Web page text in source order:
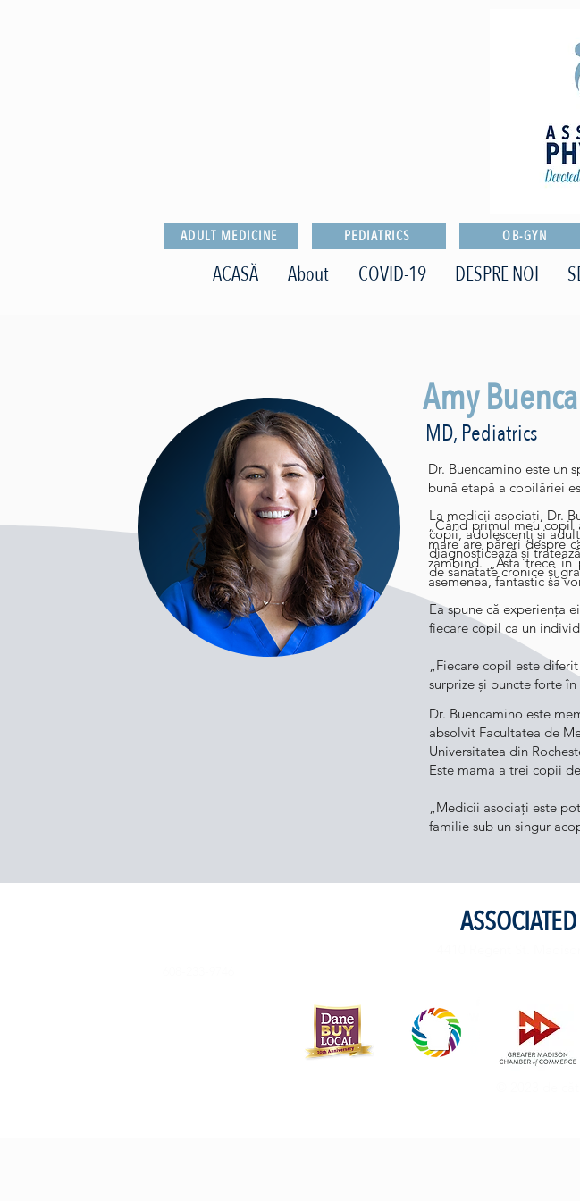
ADULT MEDICINE PEDIATRICS OB-GYN
ACASĂ About COVID-19 DESPRE NOI
Amy
MD, Pediatrics
Dr. Buencamino este un
bună etapă a copilăriei
„Când primul meu copil
mare are păreri despre
zâmbind. „Asta trece
asemenea, fantastic să
La medicii asociați, Dr.
copii, adolescenți și
diagnosticează și
de sănătate cronice și
Ea spune că experiența
fiecare copil ca un
„Fiecare copil este
surprize și puncte forte
Dr. Buencamino este
absolvit Facultatea de
Universitatea din
Este mama a trei copii
„Medicii asociați este
familie sub un singur